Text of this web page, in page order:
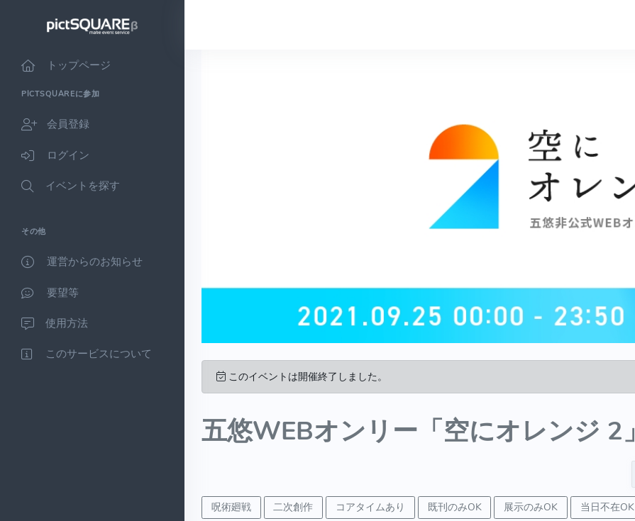
トップページ
PICTSQUAREに参加
会員登録
ログイン
イベントを探す
その他
運営からのお知らせ
要望等
使用方法
このサービスについて
このイベントは開催終了しました。
五悠WEBオンリー「空にオレンジ 2」
呪術廻戦 二次創作 コアタイムあり 既刊のみOK 展示のみOK 当日不在OK